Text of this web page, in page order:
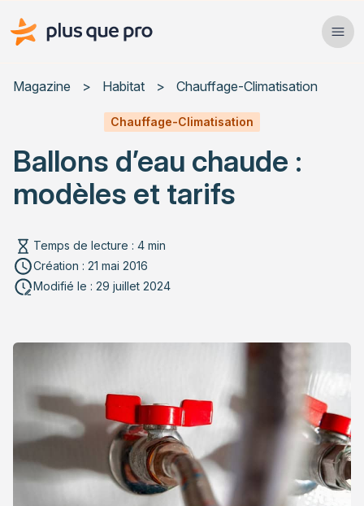
Plus que pro Mag'
Services
Actualités
Rechercher un article
Magazine > Habitat > Chauffage-Climatisation
Chauffage-Climatisation
Ballons d’eau chaude :
modèles et tarifs
Temps de lecture : 4 min
Création : 21 mai 2016
Modifié le : 29 juillet 2024